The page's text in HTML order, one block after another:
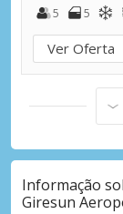
5
5
Ver Oferta
Informação
Giresun